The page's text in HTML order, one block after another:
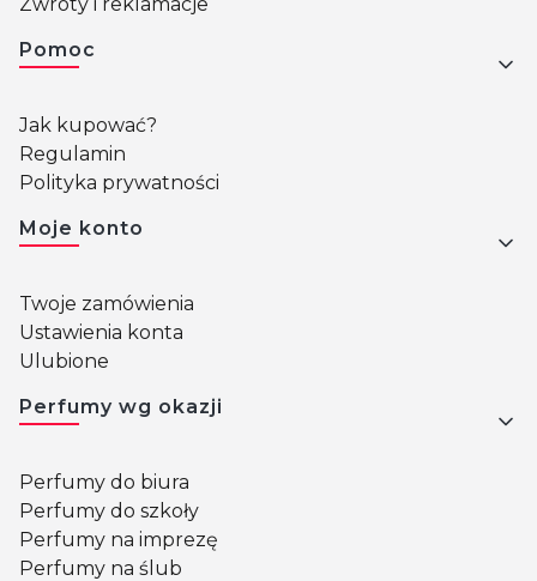
Pomoc
Jak kupować?
Regulamin
Polityka prywatności
Moje konto
Twoje zamówienia
Ustawienia konta
Ulubione
Perfumy wg okazji
Perfumy do biura
Perfumy do szkoły
Perfumy na imprezę
Perfumy na ślub